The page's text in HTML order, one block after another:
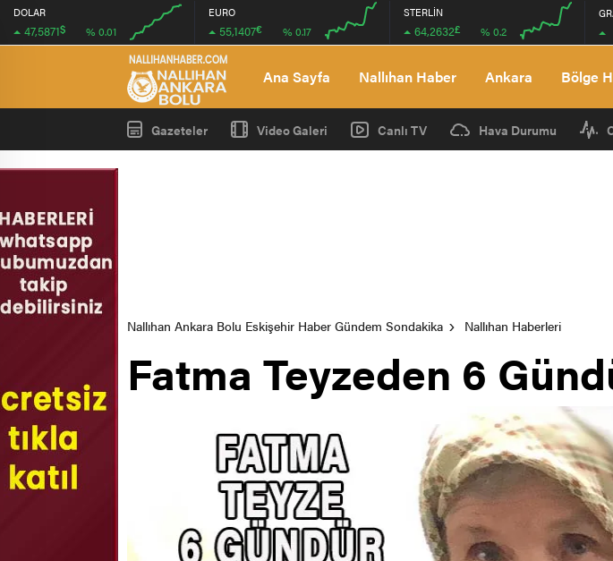
DOLAR
47,5871$ % 0.01
00:00 00:00
EURO
55,1407€ % 0.17
STERLİN
64,2632£ % 0.2
Ana Sayfa Nallıhan Haber Ankara Bölge
Gazeteler Video Galeri Canlı TV Hava Durumu
Nallıhan Ankara Bolu Eskişehir Haber Gündem Sondakika Nallıhan Haberleri
Fatma Teyzeden 6